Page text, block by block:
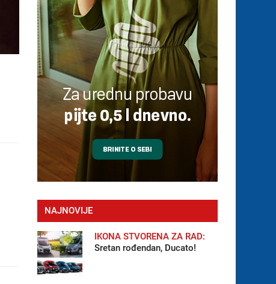
NAJNOVIJE
IKONA STVORENA ZA RAD:
Sretan rođendan, Ducato!